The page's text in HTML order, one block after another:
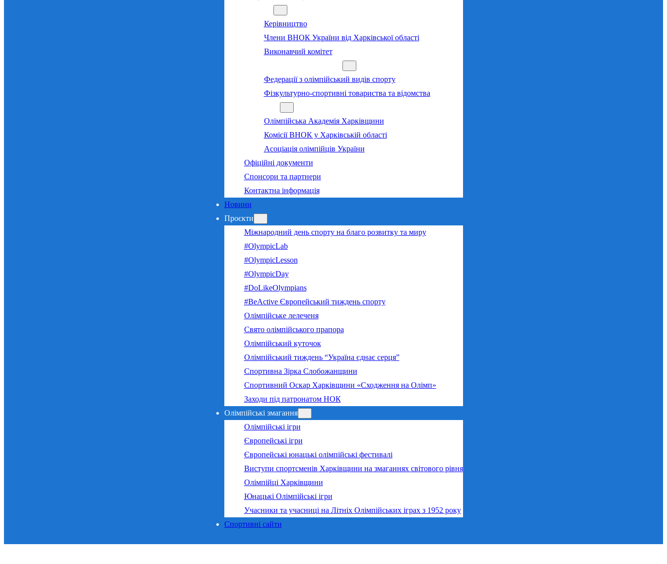
Керівництво
Члени ВНОК України від Харківської області
Виконавчий комітет
Федерації з олімпійський видів спорту
Фізкультурно-спортивні товариства та відомства
Олімпійська Академія Харківщини
Комісії ВНОК у Харківській області
Асоціація олімпійців України
Офіційні документи
Спонсори та партнери
Контактна інформація
Новини
Проєкти
Міжнародний день спорту на благо розвитку та миру
#OlympicLab
#OlympicLesson
#OlympicDay
#DoLikeOlympians
#BeActive Європейський тиждень спорту
Олімпійське лелеченя
Свято олімпійського прапора
Олімпійський куточок
Олімпійський тиждень “Україна єднає серця”
Спортивна Зірка Слобожанщини
Спортивний Оскар Харківщини «Сходження на Олімп»
Заходи під патронатом НОК
Олімпійські змагання
Олімпійські ігри
Європейські ігри
Європейські юнацькі олімпійські фестивалі
Виступи спортсменів Харківщини на змаганнях світового рівня
Олімпійці Харківщини
Юнацькі Олімпійські ігри
Учасники та учасниці на Літніх Олімпійських іграх з 1952 року
Спортивні сайти